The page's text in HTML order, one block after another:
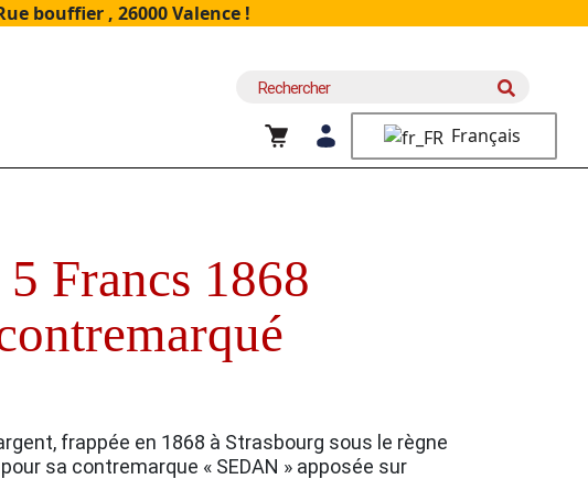
bouffier , 26000 Valence !
Recherche
Français
Francs 1868
frappée en 1868 à Strasbourg sous le règne
sa contremarque « SEDAN » apposée sur